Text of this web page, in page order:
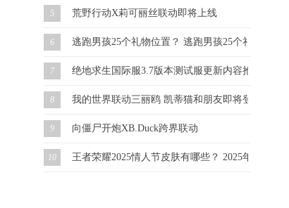
5 荒野行动X莉可丽丝联动即将上线
6 逃跑男孩25个礼物位置？ 逃跑男孩25个礼物怎么
7 绝地求生国际服3.7版本测试服更新内容抢先看！
8 我的世界联动三丽鸥 凯蒂猫和朋友即将登场！
9 向僵尸开炮XB.Duck跨界联动
10 王者荣耀2025情人节皮肤有哪些？ 2025年情人节